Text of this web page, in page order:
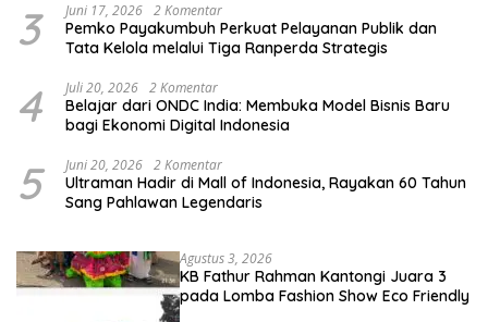
3 Juni 17, 2026 2 Komentar
Pemko Payakumbuh Perkuat Pelayanan Publik dan
Tata Kelola melalui Tiga Ranperda Strategis
4 Juli 20, 2026 2 Komentar
Belajar dari ONDC India: Membuka Model Bisnis Baru
bagi Ekonomi Digital Indonesia
5 Juni 20, 2026 2 Komentar
Ultraman Hadir di Mall of Indonesia, Rayakan 60 Tahun
Sang Pahlawan Legendaris
Agustus 3, 2026
KB Fathur Rahman Kantongi Juara 3
pada Lomba Fashion Show Eco Friendly